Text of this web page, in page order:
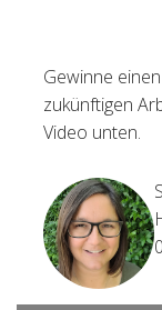
Gewinne
zukünftigen
Video unten.